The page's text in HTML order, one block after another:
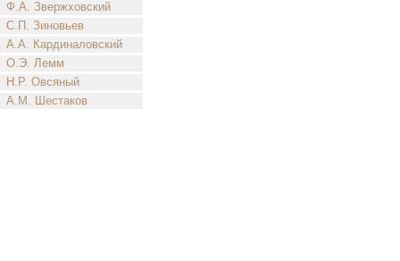
Ф.А. Звержховский
С.П. Зиновьев
А.А. Кардиналовский
О.Э. Лемм
Н.Р. Овсяный
А.М. Шестаков